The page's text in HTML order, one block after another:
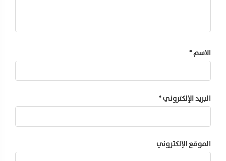
الاسم*
البريد الإلكتروني*
الموقع الإلكتروني